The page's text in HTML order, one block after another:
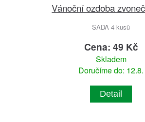
Vánoční ozdoba
SADA 4 kusů
Cena: 49 Kč
Skladem
Doručíme do: 12.8.
Detail